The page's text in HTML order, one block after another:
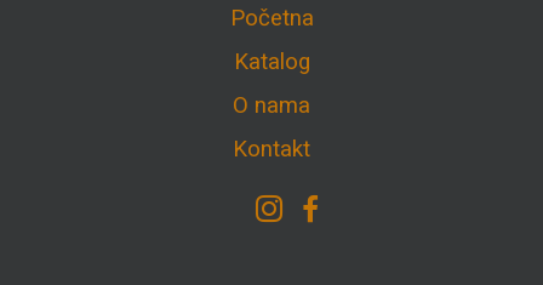
Početna
Katalog
O nama
Kontakt